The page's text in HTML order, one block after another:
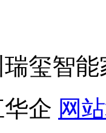
玺智能
企 网